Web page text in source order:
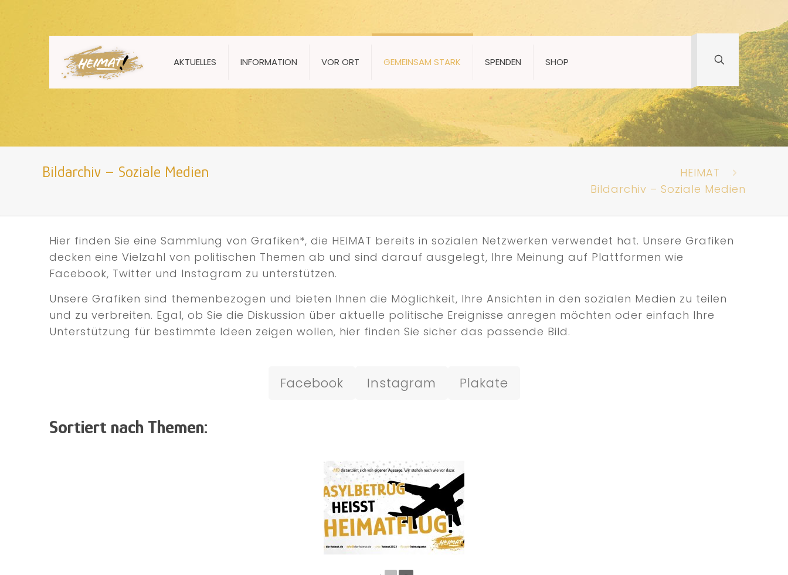
AKTUELLES INFORMATION VOR ORT GEMEINSAM STARK SPENDEN SHOP
Bildarchiv – Soziale Medien
HEIMAT
Bildarchiv – Soziale Medien
Hier finden Sie eine Sammlung von Grafiken*, die HEIMAT bereits in sozialen Netzwerken verwendet hat. Unsere Grafiken
decken eine Vielzahl von politischen Themen ab und sind darauf ausgelegt, Ihre Meinung auf Plattformen wie
Facebook, Twitter und Instagram zu unterstützen.
Unsere Grafiken sind themenbezogen und bieten Ihnen die Möglichkeit, Ihre Ansichten in den sozialen Medien zu teilen
und zu verbreiten. Egal, ob Sie die Diskussion über aktuelle politische Ereignisse anregen möchten oder einfach Ihre
Unterstützung für bestimmte Ideen zeigen wollen, hier finden Sie sicher das passende Bild.
Facebook Instagram Plakate
Sortiert nach Themen: